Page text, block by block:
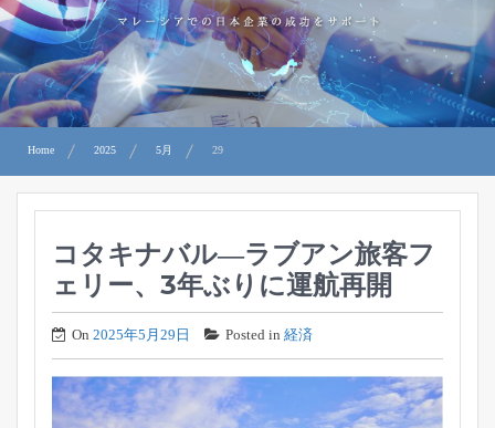
お問合せ
Home 2025 5月 29
コタキナバル―ラブアン旅客フ
ェリー、3年ぶりに運航再開
On 2025年5月29日 Posted in 経済